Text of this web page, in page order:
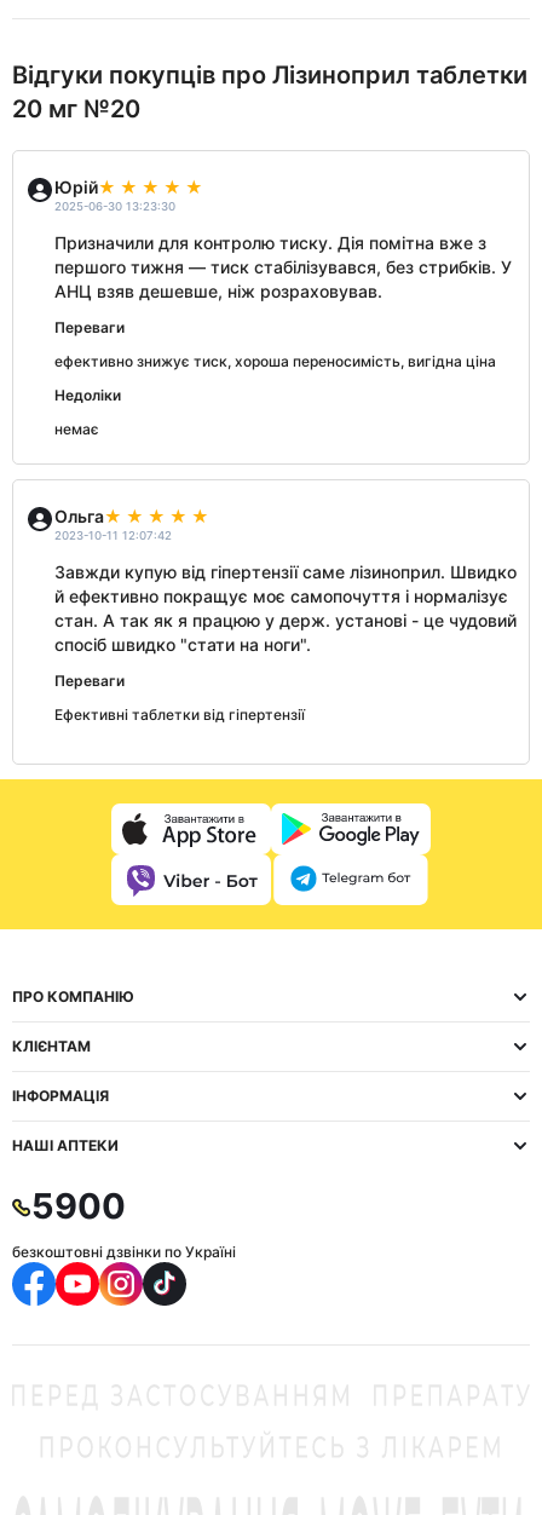
Відгуки покупців про Лізиноприл таблетки
20 мг №20
Юрій
2025-06-30 13:23:30
Призначили для контролю тиску. Дія помітна вже з
першого тижня — тиск стабілізувався, без стрибків. У
АНЦ взяв дешевше, ніж розраховував.
Переваги
ефективно знижує тиск, хороша переносимість, вигідна ціна
Недоліки
немає
Ольга
2023-10-11 12:07:42
Завжди купую від гіпертензії саме лізиноприл. Швидко
й ефективно покращує моє самопочуття і нормалізує
стан. А так як я працюю у держ. установі - це чудовий
спосіб швидко "стати на ноги".
Переваги
Ефективні таблетки від гіпертензії
ПРО КОМПАНІЮ
КЛІЄНТАМ
ІНФОРМАЦІЯ
НАШІ АПТЕКИ
5900
безкоштовні дзвінки по Україні